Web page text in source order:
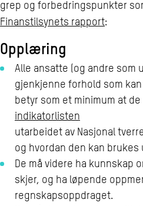
grep og forbedringspunkter
Finanstilsynets rapport:
Opplæring
Alle ansatte (og andre som
gjenkjenne forhold som
betyr som et minimum at
indikatorlisten
utarbeidet av Nasjonal
og hvordan den kan
De må videre ha kunnskap
skjer, og ha løpende
regnskapsoppdraget.